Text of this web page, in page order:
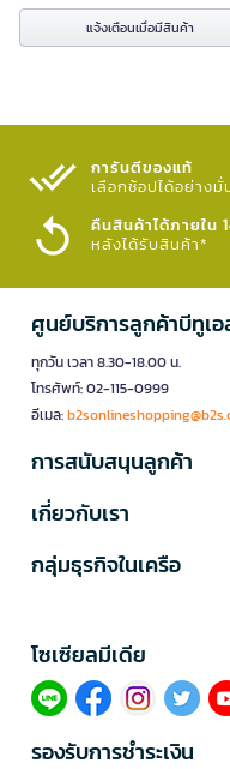
แจ้งเตือนเมื่อมีสินค้า
การันตีของแท้
เลือกช้อปได้อย่างมั่
คืนสินค้าได้ภายใน
หลังได้รับสินค้า*
ศูนย์บริการลูกค้าบีทูเ
ทุกวัน เวลา 8.30-18.00 น.
โทรศัพท์: 02-115-0999
อีเมล:
การสนับสนุนลูกค้า
เกี่ยวกับเรา
กลุ่มธุรกิจในเครือ
โซเซียลมีเดีย​
รองรับการชำระเงิน